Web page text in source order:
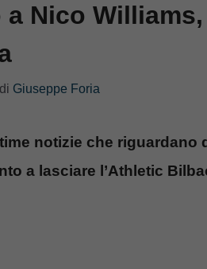
a Nico
di Giuseppe Foria
notizie che riguardano
a lasciare l’Athletic